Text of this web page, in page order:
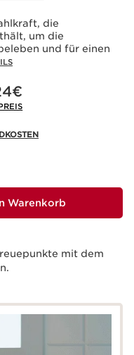
die
um die
und für einen
39,24€
Warenkorb
mit dem